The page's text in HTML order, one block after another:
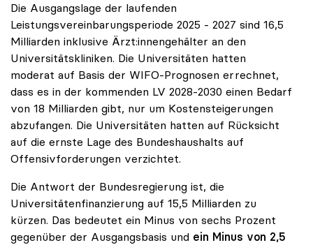
Die Ausgangslage der laufenden
Leistungsvereinbarungsperiode 2025 - 2027 sind 16,5
Milliarden inklusive Ärzt:innengehälter an den
Universitätskliniken. Die Universitäten hatten
moderat auf Basis der WIFO-Prognosen errechnet,
dass es in der kommenden LV 2028-2030 einen Bedarf
von 18 Milliarden gibt, nur um Kostensteigerungen
abzufangen. Die Universitäten hatten auf Rücksicht
auf die ernste Lage des Bundeshaushalts auf
Offensivforderungen verzichtet.
Die Antwort der Bundesregierung ist, die
Universitätenfinanzierung auf 15,5 Milliarden zu
kürzen. Das bedeutet ein Minus von sechs Prozent
gegenüber der Ausgangsbasis und ein Minus von 2,5